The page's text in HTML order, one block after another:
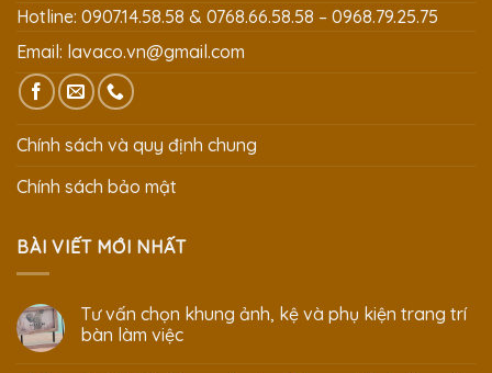
Hotline: 0907.14.58.58 & 0768.66.58.58 – 0968.79.25.75
Email: lavaco.vn@gmail.com
Chính sách và quy định chung
Chính sách bảo mật
BÀI VIẾT MỚI NHẤT
Tư vấn chọn khung ảnh, kệ và phụ kiện trang trí
bàn làm việc